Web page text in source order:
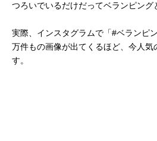
つろいでいるだけだってベランピング
実際、インスタグラムで「#ベランピ
万件もの画像が出てくるほど、今人気
す。